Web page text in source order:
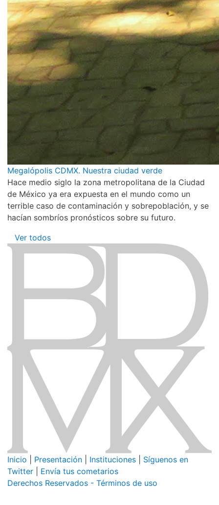
Megalópolis CDMX. Nuestra ciudad verde
Hace medio siglo la zona metropolitana de la Ciudad
de México ya era expuesta en el mundo como un
terrible caso de contaminación y sobrepoblación, y se
hacían sombríos pronósticos sobre su futuro.
Ver todos
Inicio Presentación Instituciones
Síguenos en
Twitter
Envía tus cometarios
Derechos Reservados - Términos de uso